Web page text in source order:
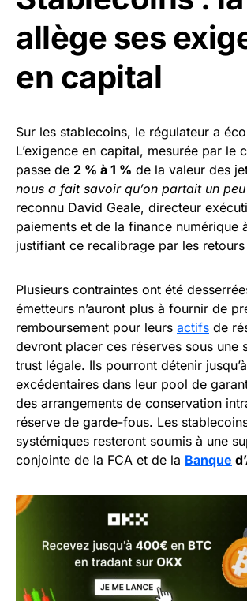
allège ses
en capital
Sur les stablecoins, le régulateur a
L’exigence en capital, mesurée par le
passe de 2 % à 1 % de la valeur des
nous a fait savoir qu’on partait un
reconnu David Geale, directeur
paiements et de la finance numérique
justifiant ce recalibrage par les
Plusieurs contraintes ont été
émetteurs n’auront plus à fournir de
remboursement pour leurs actifs de
devront placer ces réserves sous une
trust légale. Ils pourront détenir jusqu’à
excédentaires dans leur pool de
des arrangements de conservation
réserve de garde-fous. Les
systémiques resteront soumis à une
conjointe de la FCA et de la Banque